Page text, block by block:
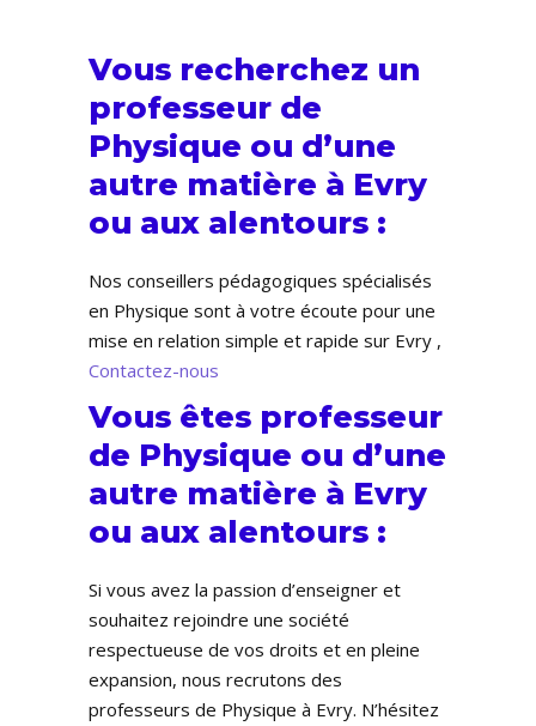
Vous recherchez un
professeur de
Physique ou d’une
autre matière à Evry
ou aux alentours :
Nos conseillers pédagogiques spécialisés
en Physique sont à votre écoute pour une
mise en relation simple et rapide sur Evry ,
Contactez-nous
Vous êtes professeur
de Physique ou d’une
autre matière à Evry
ou aux alentours :
Si vous avez la passion d’enseigner et
souhaitez rejoindre une société
respectueuse de vos droits et en pleine
expansion, nous recrutons des
professeurs de Physique à Evry. N’hésitez